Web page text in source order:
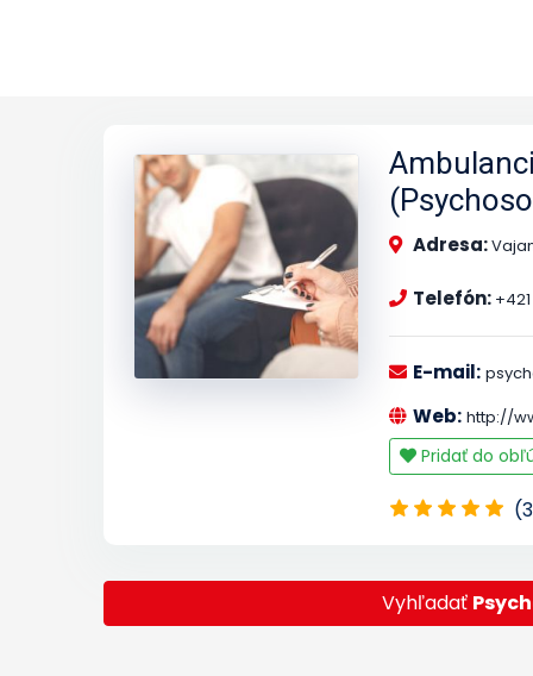
Adresa:
Telefón:
E-mail:
Web: http://
Pridať do
Vyhľadať